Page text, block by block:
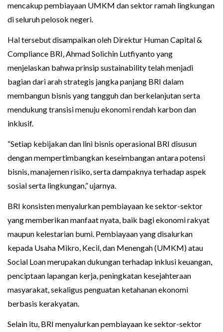
mencakup pembiayaan UMKM dan sektor ramah lingkungan
di seluruh pelosok negeri.
Hal tersebut disampaikan oleh Direktur Human Capital &
Compliance BRI, Ahmad Solichin Lutfiyanto yang
menjelaskan bahwa prinsip sustainability telah menjadi
bagian dari arah strategis jangka panjang BRI dalam
membangun bisnis yang tangguh dan berkelanjutan serta
mendukung transisi menuju ekonomi rendah karbon dan
inklusif.
“Setiap kebijakan dan lini bisnis operasional BRI disusun
dengan mempertimbangkan keseimbangan antara potensi
bisnis, manajemen risiko, serta dampaknya terhadap aspek
sosial serta lingkungan,” ujarnya.
BRI konsisten menyalurkan pembiayaan ke sektor-sektor
yang memberikan manfaat nyata, baik bagi ekonomi rakyat
maupun kelestarian bumi. Pembiayaan yang disalurkan
kepada Usaha Mikro, Kecil, dan Menengah (UMKM) atau
Social Loan merupakan dukungan terhadap inklusi keuangan,
penciptaan lapangan kerja, peningkatan kesejahteraan
masyarakat, sekaligus penguatan ketahanan ekonomi
berbasis kerakyatan.
Selain itu, BRI menyalurkan pembiayaan ke sektor-sektor